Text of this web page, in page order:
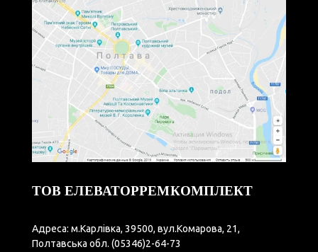
ТОВ ЕЛЕВАТОРРЕМКОМПЛЕКТ
Адреса: м.Карлівка, 39500, вул.Комарова, 21,
Полтавська обл. (05346)2-64-73